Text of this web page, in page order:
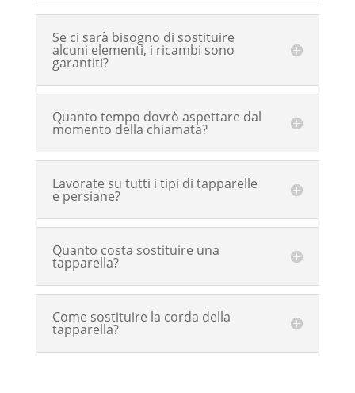
Se ci sarà bisogno di sostituire
alcuni elementi, i ricambi sono
garantiti?
Quanto tempo dovrò aspettare dal
momento della chiamata?
Lavorate su tutti i tipi di tapparelle
e persiane?
Quanto costa sostituire una
tapparella?
Come sostituire la corda della
tapparella?